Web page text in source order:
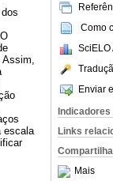
Como
SciELO
Enviar
Indicadores
Links
Mais
Assim,
escala